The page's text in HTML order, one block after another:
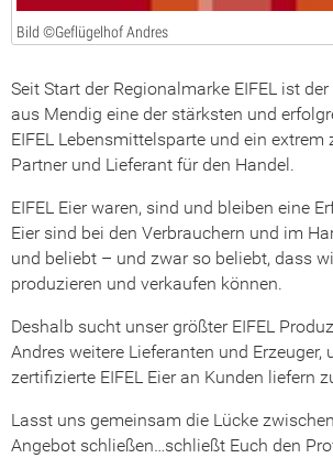
Bild ©Geflügelhof Andres
Seit Start der Regionalmarke EIFEL ist
aus Mendig eine der stärksten und
EIFEL Lebensmittelsparte und ein extrem
Partner und Lieferant für den Handel.
EIFEL Eier waren, sind und bleiben eine
Eier sind bei den Verbrauchern und im
und beliebt – und zwar so beliebt, dass
produzieren und verkaufen können.
Deshalb sucht unser größter EIFEL
Andres weitere Lieferanten und Erzeuger,
zertifizierte EIFEL Eier an Kunden liefern
Lasst uns gemeinsam die Lücke
Angebot schließen…schließt Euch den